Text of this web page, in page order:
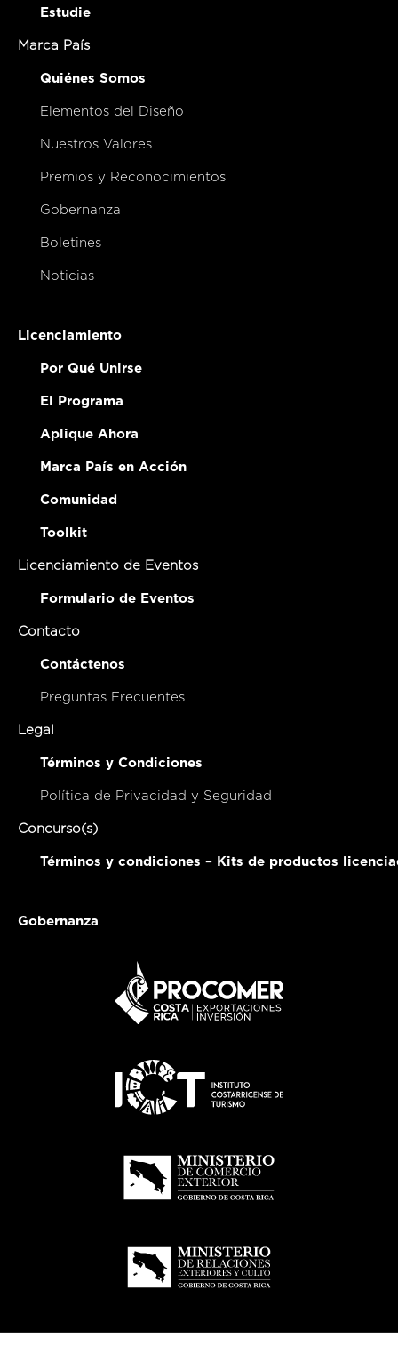
Estudie
Marca País
Quiénes Somos
Elementos del Diseño
Nuestros Valores
Premios y Reconocimientos
Gobernanza
Boletines
Noticias
Licenciamiento
Por Qué Unirse
El Programa
Aplique Ahora
Marca País en Acción
Comunidad
Toolkit
Licenciamiento de Eventos
Formulario de Eventos
Contacto
Contáctenos
Preguntas Frecuentes
Legal
Términos y Condiciones
Política de Privacidad y Seguridad
Concurso(s)
Términos y condiciones – Kits de productos
Gobernanza